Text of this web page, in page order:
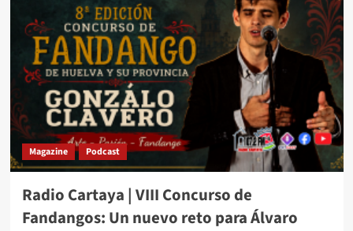
Magazine Podcast
Radio Cartaya | VIII Concurso de
Fandangos: Un nuevo reto para Álvaro